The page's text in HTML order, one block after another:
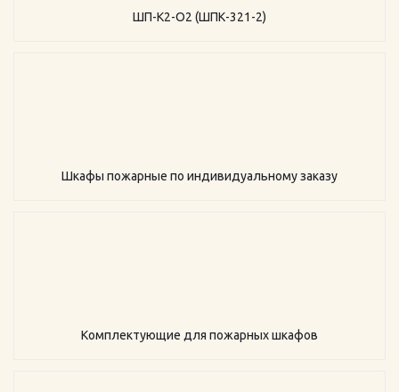
ШП-К2-О2 (ШПК-321-2)
Шкафы пожарные по индивидуальному заказу
Комплектующие для пожарных шкафов